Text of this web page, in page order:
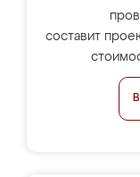
составит